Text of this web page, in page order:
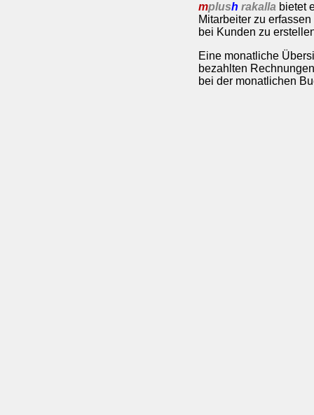
mplush rakalla bietet
Mitarbeiter zu
bei Kunden zu
Eine monatliche
bezahlten
bei der monatlichen